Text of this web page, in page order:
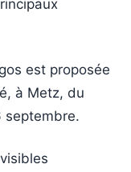
est proposée
à Metz, du
septembre.